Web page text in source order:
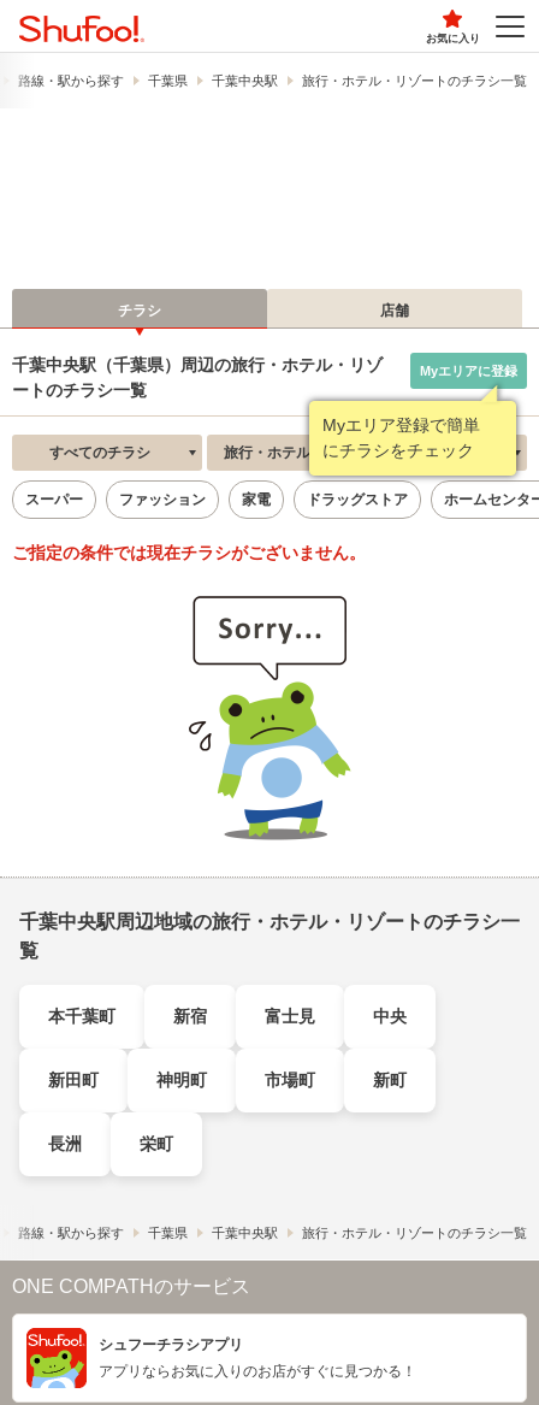
お気に入り
路線・駅から探す 千葉県 千葉中央駅 旅行・ホテル・リゾートのチラシ一覧
チラシ 店舗
千葉中央駅（千葉県）周辺の旅行・ホテル・リゾ
ートのチラシ一覧
Myエリア登録で簡単
にチラシをチェック
Myエリアに登録
すべてのチラシ 旅行・ホテル・リゾート 新着順
スーパー ファッション 家電 ドラッグストア ホームセンタ
ご指定の条件では現在チラシがございません。
千葉中央駅周辺地域の旅行・ホテル・リゾートのチラシ一
覧
本千葉町 新宿 富士見 中央
新田町 神明町 市場町 新町
長洲 栄町
路線・駅から探す 千葉県 千葉中央駅 旅行・ホテル・リゾートのチラシ一覧
ONE COMPATHのサービス
シュフーチラシアプリ
アプリならお気に入りのお店がすぐに見つかる！